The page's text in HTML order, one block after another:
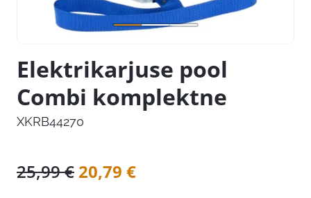
Elektrikarjuse pool
Combi komplektne
XKRB44270
25,99€ Algne
20,79 €Praegune